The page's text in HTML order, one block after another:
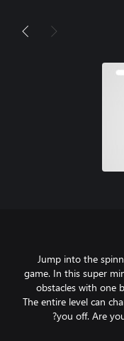
Jump into the
game. In this super
obstacles with one
The entire level can
you off. Are